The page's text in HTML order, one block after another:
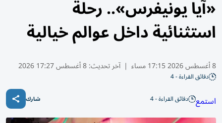
«آيا يونيفرس».. رحلة
استثنائية داخل عوالم خيالية
8 أغسطس 2026 17:15 مساء | آخر تحديث:8 أغسطس 17:27 2026
دقائق القراءة - 4
استمع دقائق القراءة - 4 شارك